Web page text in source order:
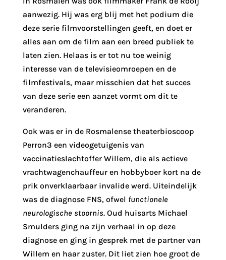
aanwezig. Hij was erg blij met het podium die
deze serie filmvoorstellingen geeft, en doet er
alles aan om de film aan een breed publiek te
laten zien. Helaas is er tot nu toe weinig
interesse van de televisieomroepen en de
filmfestivals, maar misschien dat het succes
van deze serie een aanzet vormt om dit te
veranderen.
Ook was er in de Rosmalense theaterbioscoop
Perron3 een videogetuigenis van
vaccinatieslachtoffer Willem, die als actieve
vrachtwagenchauffeur en hobbyboer kort na de
prik onverklaarbaar invalide werd. Uiteindelijk
was de diagnose FNS, ofwel functionele
neurologische stoornis. Oud huisarts Michael
Smulders ging na zijn verhaal in op deze
diagnose en ging in gesprek met de partner van
Willem en haar zuster. Dit liet zien hoe groot de